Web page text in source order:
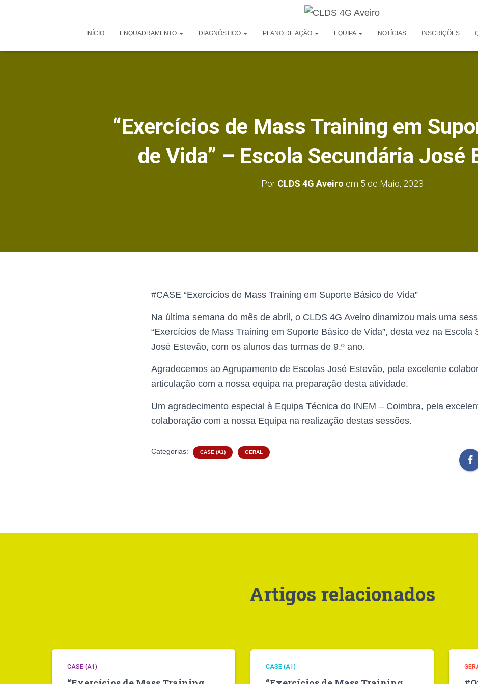
INÍCIO ENQUADRAMENTO DIAGNÓSTICO PLANO DE AÇÃO EQUIPA NOTÍCIAS INSCRIÇÕES
“Exercícios de Mass Training em
de Vida” – Escola Secundária José
Por CLDS 4G Aveiro em 5 de Maio, 2023
#CASE “Exercícios de Mass Training em Suporte Básico de Vida”
Na última semana do mês de abril, o CLDS 4G Aveiro dinamizou mais uma
“Exercícios de Mass Training em Suporte Básico de Vida”, desta vez na Escola
José Estevão, com os alunos das turmas de 9.º ano.
Agradecemos ao Agrupamento de Escolas José Estevão, pela excelente
articulação com a nossa equipa na preparação desta atividade.
Um agradecimento especial à Equipa Técnica do INEM – Coimbra, pela
colaboração com a nossa Equipa na realização destas sessões.
Categorias: CASE (A1) GERAL
Artigos relacionados
CASE (A1) CASE (A1)